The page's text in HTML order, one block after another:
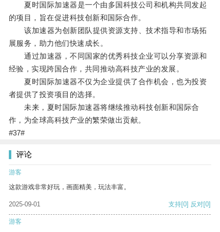
夏时国际加速器是一个由多国科技公司和机构共同发起
的项目，旨在促进科技创新和国际合作。
该加速器为创新团队提供资源支持、技术指导和市场拓
展服务，助力他们快速成长。
通过加速器，不同国家的优秀科技企业可以分享资源和
经验，实现跨国合作，共同推动高科技产业的发展。
夏时国际加速器不仅为企业提供了合作机会，也为投资
者提供了投资项目的选择。
未来，夏时国际加速器将继续推动科技创新和国际合
作，为全球高科技产业的繁荣做出贡献。
#37#
评论
游客
这款游戏非常好玩，画面精美，玩法丰富。
2025-09-01 支持[0] 反对[0]
游客